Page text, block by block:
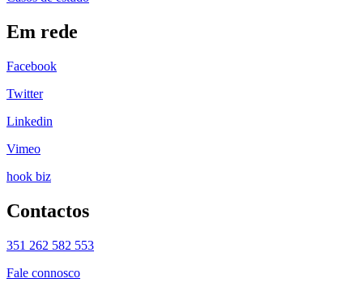
Em rede
Facebook
Twitter
Linkedin
Vimeo
hook biz
Contactos
351 262 582 553
Fale connosco